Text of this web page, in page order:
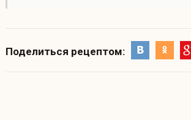
Поделиться рецептом: